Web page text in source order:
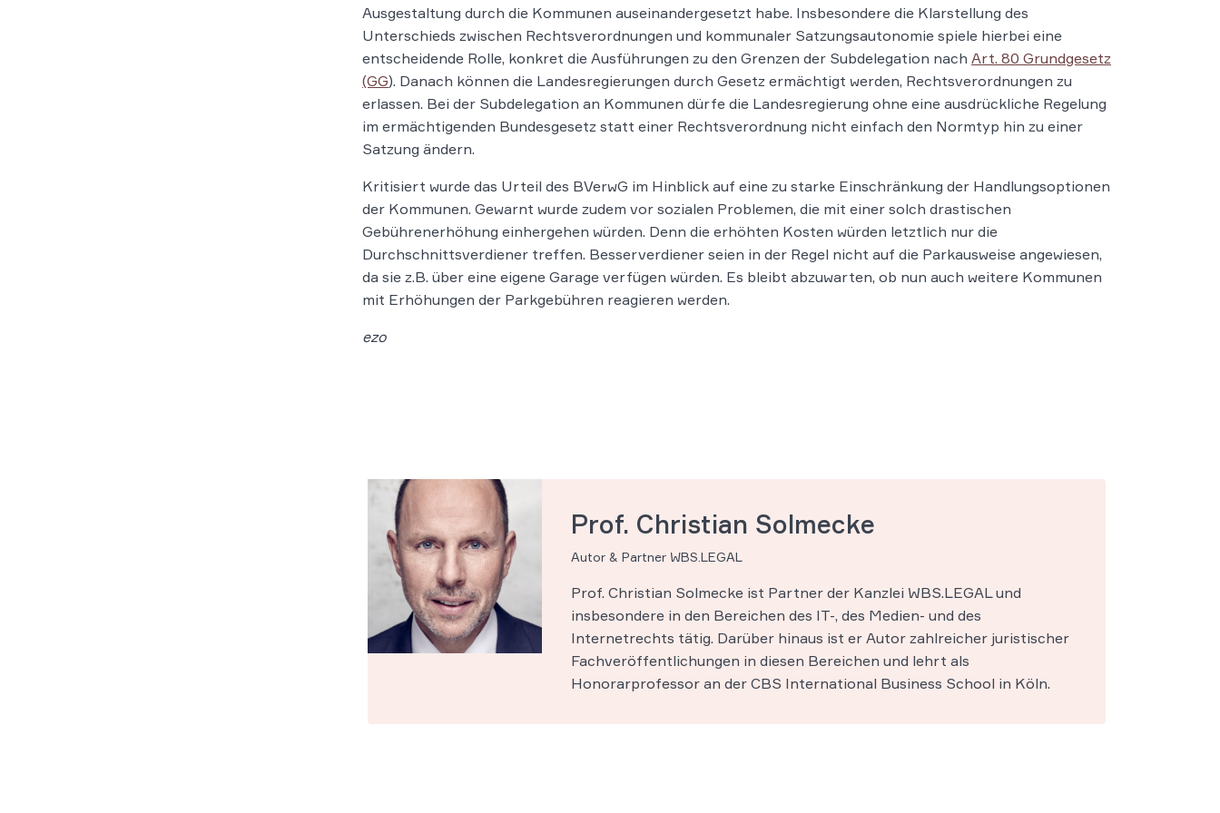
Ausgestaltung durch die Kommunen auseinandergesetzt habe. Insbesondere die Klarstellung des
Unterschieds zwischen Rechtsverordnungen und kommunaler Satzungsautonomie spiele hierbei eine
entscheidende Rolle, konkret die Ausführungen zu den Grenzen der Subdelegation nach Art. 80 Grundgesetz
(GG). Danach können die Landesregierungen durch Gesetz ermächtigt werden, Rechtsverordnungen zu
erlassen. Bei der Subdelegation an Kommunen dürfe die Landesregierung ohne eine ausdrückliche Regelung
im ermächtigenden Bundesgesetz statt einer Rechtsverordnung nicht einfach den Normtyp hin zu einer
Satzung ändern.
Kritisiert wurde das Urteil des BVerwG im Hinblick auf eine zu starke Einschränkung der Handlungsoptionen
der Kommunen. Gewarnt wurde zudem vor sozialen Problemen, die mit einer solch drastischen
Gebührenerhöhung einhergehen würden. Denn die erhöhten Kosten würden letztlich nur die
Durchschnittsverdiener treffen. Besserverdiener seien in der Regel nicht auf die Parkausweise angewiesen,
da sie z.B. über eine eigene Garage verfügen würden. Es bleibt abzuwarten, ob nun auch weitere Kommunen
mit Erhöhungen der Parkgebühren reagieren werden.
ezo
Prof. Christian Solmecke
Autor & Partner WBS.LEGAL
Prof. Christian Solmecke ist Partner der Kanzlei WBS.LEGAL und
insbesondere in den Bereichen des IT-, des Medien- und des
Internetrechts tätig. Darüber hinaus ist er Autor zahlreicher juristischer
Fachveröffentlichungen in diesen Bereichen und lehrt als
Honorarprofessor an der CBS International Business School in Köln.